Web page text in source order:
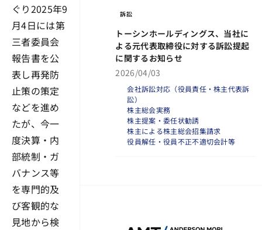
ぐり2025年9
月4日には第
三者委員会
報告書を公
表し再発防
止策の策定
などを進め
たが、今一
度決算・内
部統制・ガ
バナンス等
を専門的及
び客観的な
見地から検
訴訟
トーシンホールディングス、当社に
よる元代表取締役に対する訴訟提起
に関するお知らせ
2026/04/03
会社訴訟対応（役員責任・株主代表訴
訟）
株主総会実務
株主提案・委任状勧誘
株主による株主総会招集請求
役員解任・役員不正不適切会計等